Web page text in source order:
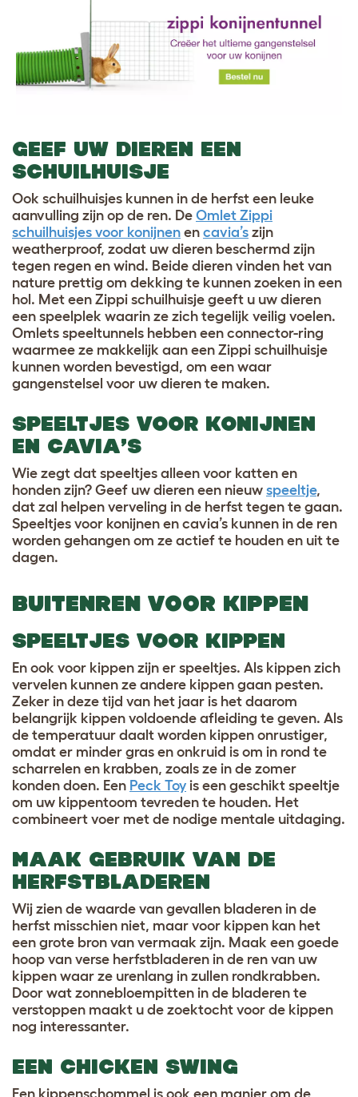
GEEF UW DIEREN EEN
SCHUILHUISJE
Ook schuilhuisjes kunnen in de herfst een leuke
aanvulling zijn op de ren. De Omlet Zippi
schuilhuisjes voor konijnen en cavia’s zijn
weatherproof, zodat uw dieren beschermd zijn
tegen regen en wind. Beide dieren vinden het van
nature prettig om dekking te kunnen zoeken in een
hol. Met een Zippi schuilhuisje geeft u uw dieren
een speelplek waarin ze zich tegelijk veilig voelen.
Omlets speeltunnels hebben een connector-ring
waarmee ze makkelijk aan een Zippi schuilhuisje
kunnen worden bevestigd, om een waar
gangenstelsel voor uw dieren te maken.
SPEELTJES VOOR KONIJNEN
EN CAVIA’S
Wie zegt dat speeltjes alleen voor katten en
honden zijn? Geef uw dieren een nieuw speeltje,
dat zal helpen verveling in de herfst tegen te gaan.
Speeltjes voor konijnen en cavia’s kunnen in de ren
worden gehangen om ze actief te houden en uit te
dagen.
BUITENREN VOOR KIPPEN
SPEELTJES VOOR KIPPEN
En ook voor kippen zijn er speeltjes. Als kippen zich
vervelen kunnen ze andere kippen gaan pesten.
Zeker in deze tijd van het jaar is het daarom
belangrijk kippen voldoende afleiding te geven. Als
de temperatuur daalt worden kippen onrustiger,
omdat er minder gras en onkruid is om in rond te
scharrelen en krabben, zoals ze in de zomer
konden doen. Een Peck Toy is een geschikt speeltje
om uw kippentoom tevreden te houden. Het
combineert voer met de nodige mentale uitdaging.
MAAK GEBRUIK VAN DE
HERFSTBLADEREN
Wij zien de waarde van gevallen bladeren in de
herfst misschien niet, maar voor kippen kan het
een grote bron van vermaak zijn. Maak een goede
hoop van verse herfstbladeren in de ren van uw
kippen waar ze urenlang in zullen rondkrabben.
Door wat zonnebloempitten in de bladeren te
verstoppen maakt u de zoektocht voor de kippen
nog interessanter.
EEN CHICKEN SWING
Een kippenschommel is ook een manier om de